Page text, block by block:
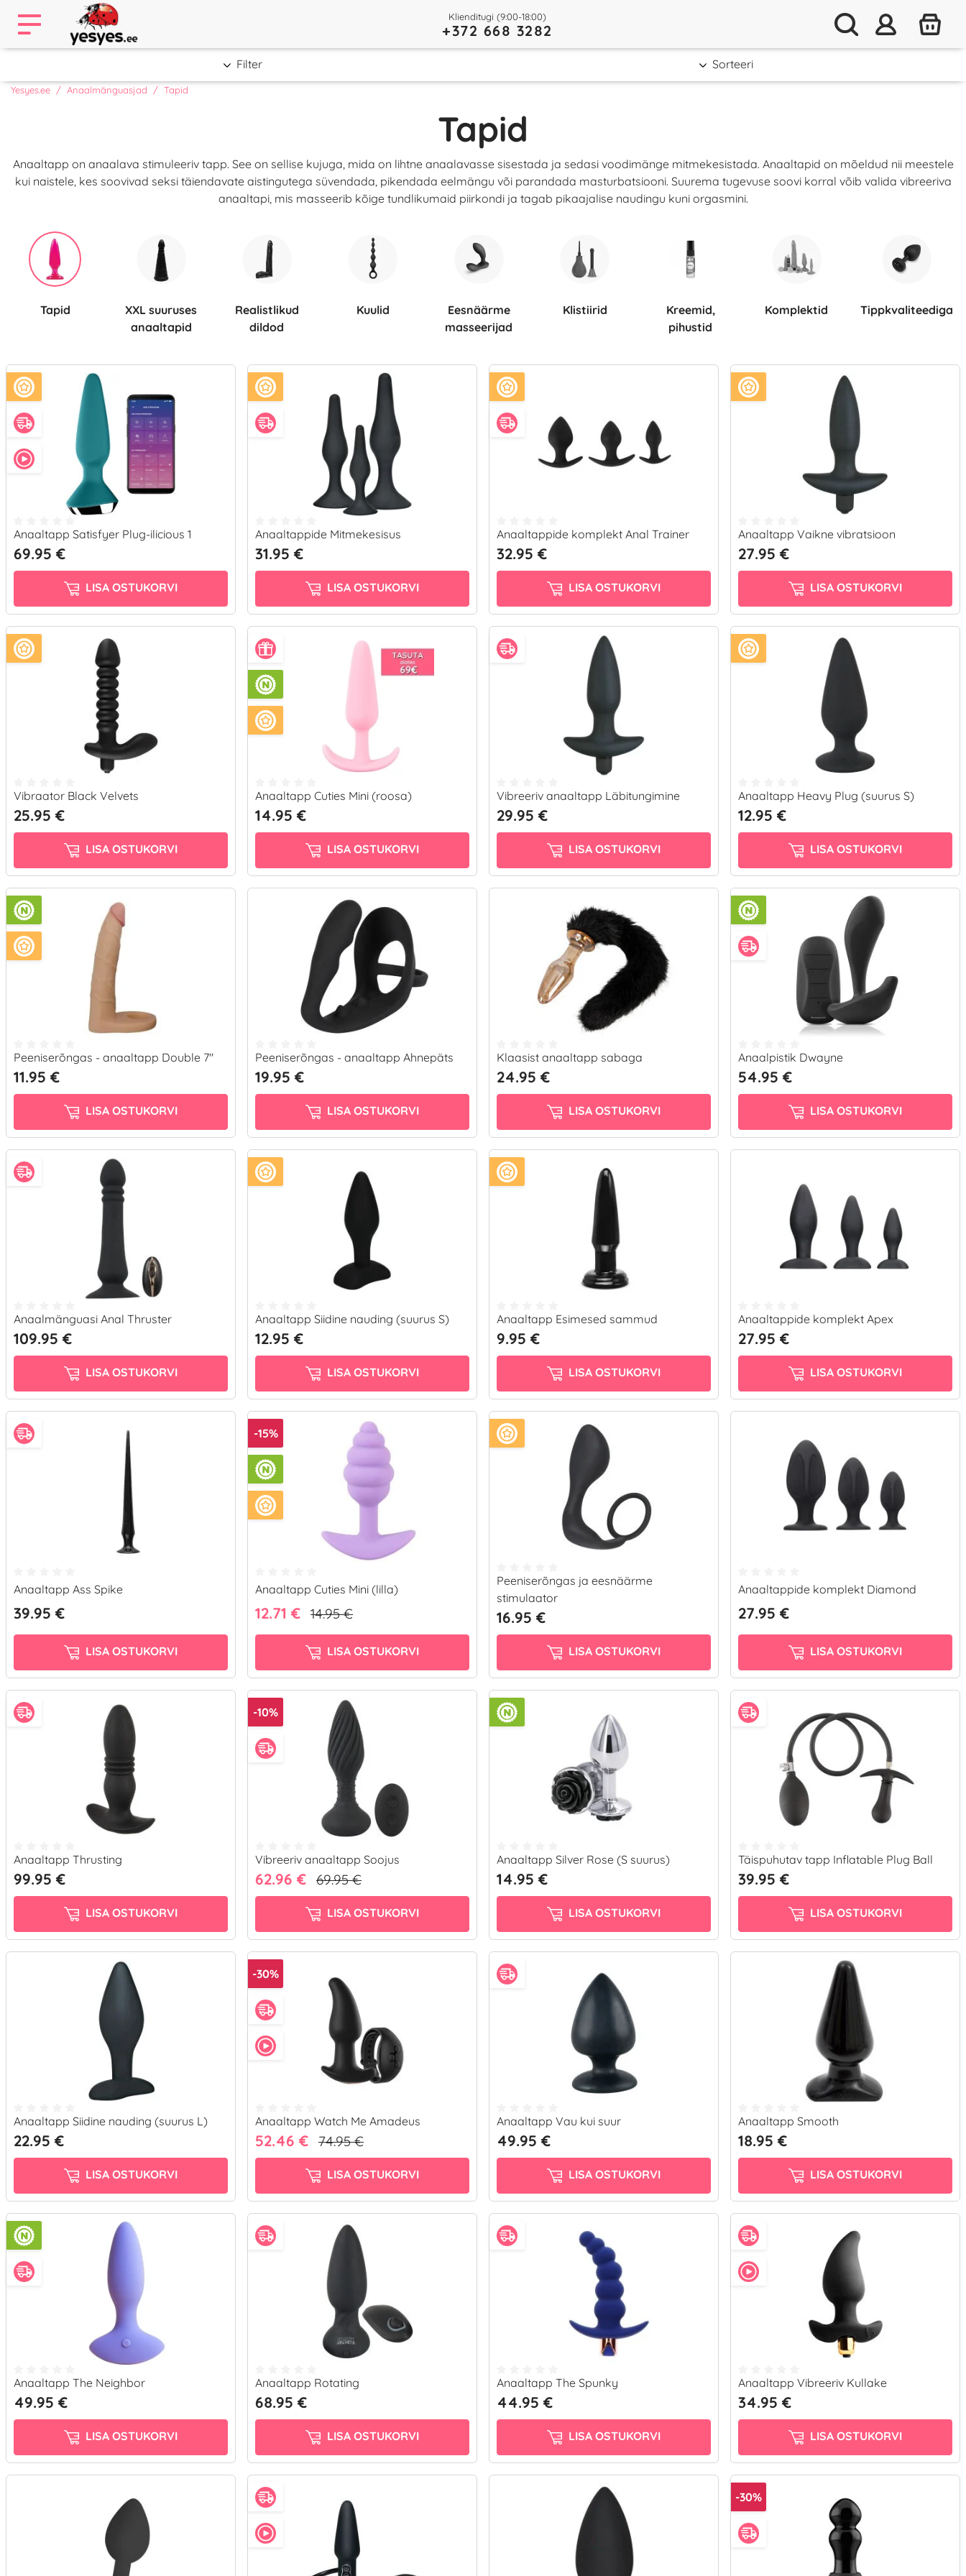
Klienditugi (9:00-18:00)
+372 668 3282
Yesyes.ee Anaalmänguasjad Tapid
Filter Sorteeri
Tapid
Anaaltapp on anaalava stimuleeriv tapp. See on sellise kujuga, mida on lihtne anaalavasse sisestada ja sedasi voodimänge mitmekesistada. Anaaltapid on mõeldud nii meestele
kui naistele, kes soovivad seksi täiendavate aistingutega süvendada, pikendada eelmängu või parandada masturbatsiooni. Suurema tugevuse soovi korral võib valida vibreeriva
anaaltapi, mis masseerib kõige tundlikumaid piirkondi ja tagab pikaajalise naudingu kuni orgasmini.
Tapid
XXL suuruses
anaaltapid
Realistlikud
dildod
Kuulid
Eesnäärme
masseerijad
Klistiirid
Kreemid,
pihustid
Komplektid Tippkvaliteediga
Anaaltapp Satisfyer Plug-ilicious 1
69.95 €
LISA OSTUKORVI
Anaaltappide Mitmekesisus
31.95 €
LISA OSTUKORVI
Anaaltappide komplekt Anal Trainer
32.95 €
LISA OSTUKORVI
Anaaltapp Vaikne vibratsioon
27.95 €
LISA OSTUKORVI
Vibraator Black Velvets
25.95 €
LISA OSTUKORVI
Anaaltapp Cuties Mini (roosa)
14.95 €
LISA OSTUKORVI
Vibreeriv anaaltapp Läbitungimine
29.95 €
LISA OSTUKORVI
Anaaltapp Heavy Plug (suurus S)
12.95 €
LISA OSTUKORVI
Peeniserõngas - anaaltapp Double 7"
11.95 €
LISA OSTUKORVI
Peeniserõngas - anaaltapp Ahnepäts
19.95 €
LISA OSTUKORVI
Klaasist anaaltapp sabaga
24.95 €
LISA OSTUKORVI
Anaalpistik Dwayne
54.95 €
LISA OSTUKORVI
Anaalmänguasi Anal Thruster
109.95 €
LISA OSTUKORVI
Anaaltapp Siidine nauding (suurus S)
12.95 €
LISA OSTUKORVI
Anaaltapp Esimesed sammud
9.95 €
LISA OSTUKORVI
Anaaltappide komplekt Apex
27.95 €
LISA OSTUKORVI
Anaaltapp Ass Spike
39.95 €
LISA OSTUKORVI
-15%
Anaaltapp Cuties Mini (lilla)
12.71 € 14.95 €
LISA OSTUKORVI
Peeniserõngas ja eesnäärme
stimulaator
16.95 €
LISA OSTUKORVI
Anaaltappide komplekt Diamond
27.95 €
LISA OSTUKORVI
Anaaltapp Thrusting
99.95 €
LISA OSTUKORVI
-10%
Vibreeriv anaaltapp Soojus
62.96 € 69.95 €
LISA OSTUKORVI
Anaaltapp Silver Rose (S suurus)
14.95 €
LISA OSTUKORVI
Täispuhutav tapp Inflatable Plug Ball
39.95 €
LISA OSTUKORVI
Anaaltapp Siidine nauding (suurus L)
22.95 €
LISA OSTUKORVI
-30%
Anaaltapp Watch Me Amadeus
52.46 € 74.95 €
LISA OSTUKORVI
Anaaltapp Vau kui suur
49.95 €
LISA OSTUKORVI
Anaaltapp Smooth
18.95 €
LISA OSTUKORVI
Anaaltapp The Neighbor
49.95 €
LISA OSTUKORVI
Anaaltapp Rotating
68.95 €
LISA OSTUKORVI
Anaaltapp The Spunky
44.95 €
LISA OSTUKORVI
Anaaltapp Vibreeriv Kullake
34.95 €
LISA OSTUKORVI
-30%